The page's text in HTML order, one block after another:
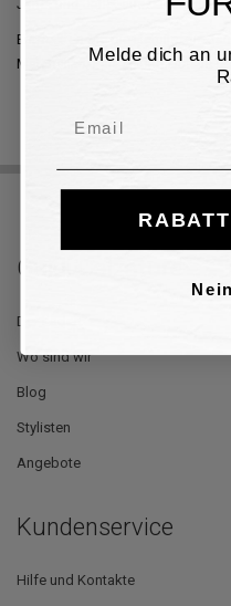
Janet und Janet auszeichnen.
Entdecken Sie die Details, die
Materialien, Farben und Details
Guidi Calzature
Der Laden
Wo sind wir
Blog
Stylisten
Angebote
Kundenservice
Hilfe und Kontakte
Melde dich an